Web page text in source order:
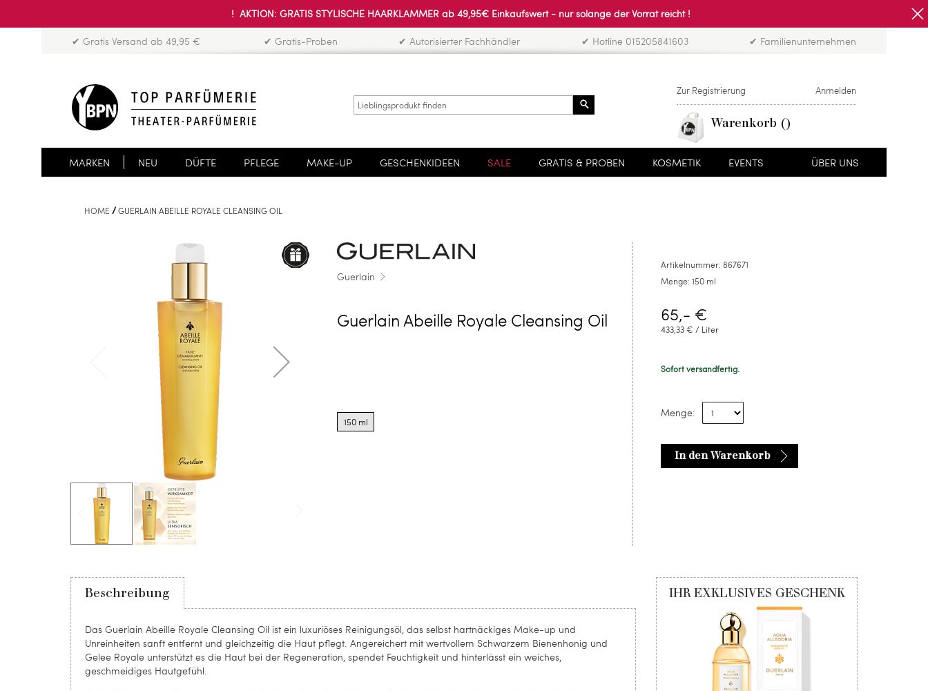
! AKTION: GRATIS STYLISCHE HAARKLAMMER ab 49,95€ Einkaufswert - nur solange der Vorrat reicht !
✔ Gratis Versand ab 49,95 € ✔ Gratis-Proben ✔ Autorisierter Fachhändler ✔ Hotline 015205841603 ✔ Familienunternehmen
Zur Registrierung Anmelden
Warenkorb
MARKEN NEU DÜFTE PFLEGE MAKE-UP GESCHENKIDEEN SALE GRATIS & PROBEN KOSMETIK EVENTS ÜBER UNS
HOME GUERLAIN ABEILLE ROYALE CLEANSING OIL
Guerlain
Guerlain Abeille Royale Cleansing Oil
options
for
150 ml
Artikelnummer: 867671
Menge: 150 ml
65,- €
433,33 € / Liter
Sofort versandfertig.
Menge:
In den Warenkorb
Beschreibung
Das Guerlain Abeille Royale Cleansing Oil ist ein luxuriöses Reinigungsöl, das selbst hartnäckiges Make-up und
Unreinheiten sanft entfernt und gleichzeitig die Haut pflegt. Angereichert mit wertvollem Schwarzem Bienenhonig und
Gelee Royale unterstützt es die Haut bei der Regeneration, spendet Feuchtigkeit und hinterlässt ein weiches,
geschmeidiges Hautgefühl.
IHR EXKLUSIVES GESCHENK